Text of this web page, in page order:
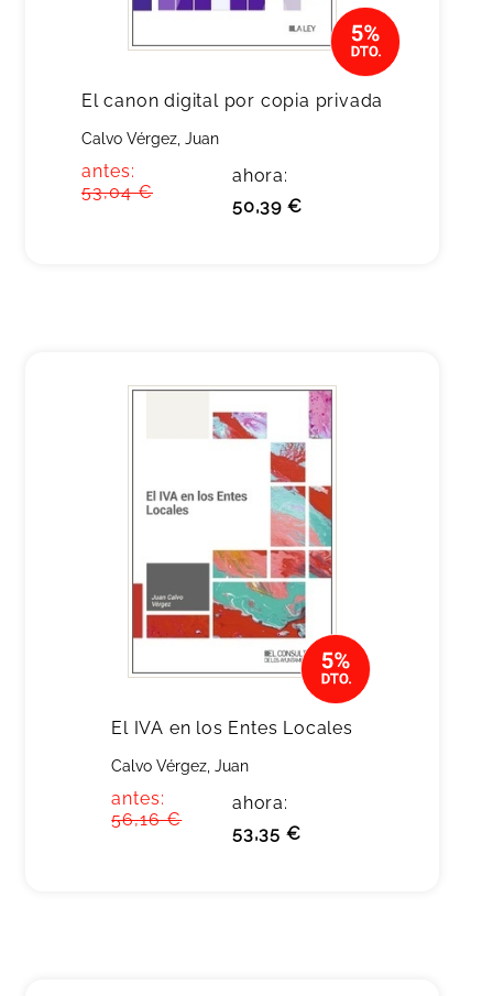
El canon digital por copia privada
Calvo Vérgez, Juan
antes:
53,04 €
ahora:
50,39 €
El IVA en los Entes Locales
Calvo Vérgez, Juan
antes:
56,16 €
ahora:
53,35 €